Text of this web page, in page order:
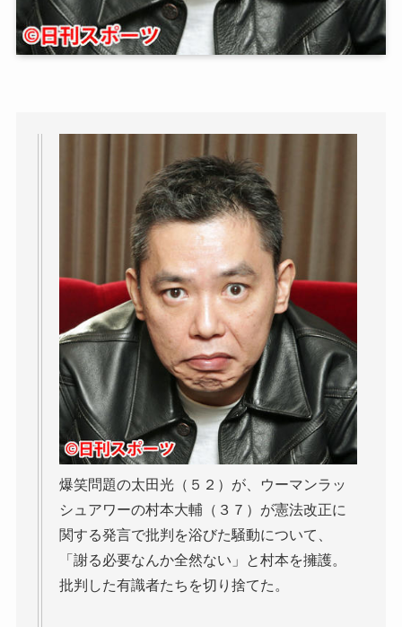
爆笑問題の太田光（５２）が、ウーマンラッ
シュアワーの村本大輔（３７）が憲法改正に
関する発言で批判を浴びた騒動について、
「謝る必要なんか全然ない」と村本を擁護。
批判した有識者たちを切り捨てた。